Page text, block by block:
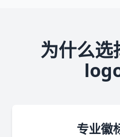
为什么选
专业徽